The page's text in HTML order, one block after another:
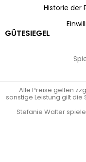
Historie der
GÜTESIEGEL
Alle Preise gelten
sonstige Leistung gilt
Stefanie Walter